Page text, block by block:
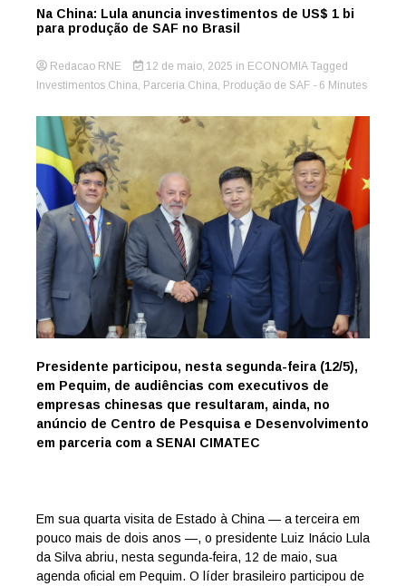
Na China: Lula anuncia investimentos de US$ 1 bi
para produção de SAF no Brasil
Redacao RNE 12 de maio, 2025 in ECONOMIA Tagged
Investimentos China Parceria China Produção de SAF - 6 Minutes
Presidente participou, nesta segunda-feira (12/5),
em Pequim, de audiências com executivos de
empresas chinesas que resultaram, ainda, no
anúncio de Centro de Pesquisa e Desenvolvimento
em parceria com a SENAI CIMATEC
Em sua quarta visita de Estado à China — a terceira em
pouco mais de dois anos —, o presidente Luiz Inácio Lula
da Silva abriu, nesta segunda-feira, 12 de maio, sua
agenda oficial em Pequim. O líder brasileiro participou de